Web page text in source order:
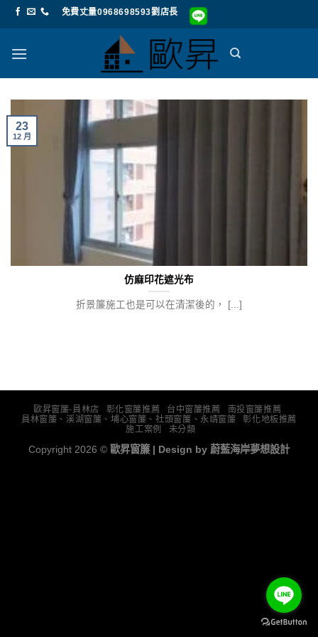
Skip
to
免費丈量0968698593劉店長
仿麻印花遮光布
折景簾施工也是可以在清潔後的， [...]
23
12 月
歐昇窗簾-員林店 彰化窗簾推薦 台中窗簾推薦
南投窗簾推薦
員林窗簾、溪湖窗簾、埔心窗簾、社頭窗簾、永靖窗簾
彰化地板推薦
施工案例
未分類
Copyright 2026 © 歐昇窗簾 | Design by 蔚藍海岸夢想設計